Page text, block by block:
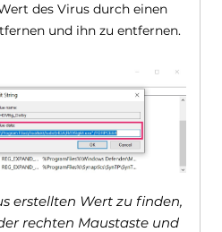
des Virus durch einen
und ihn zu entfernen.
erstellten Wert zu finden,
rechten Maustaste und